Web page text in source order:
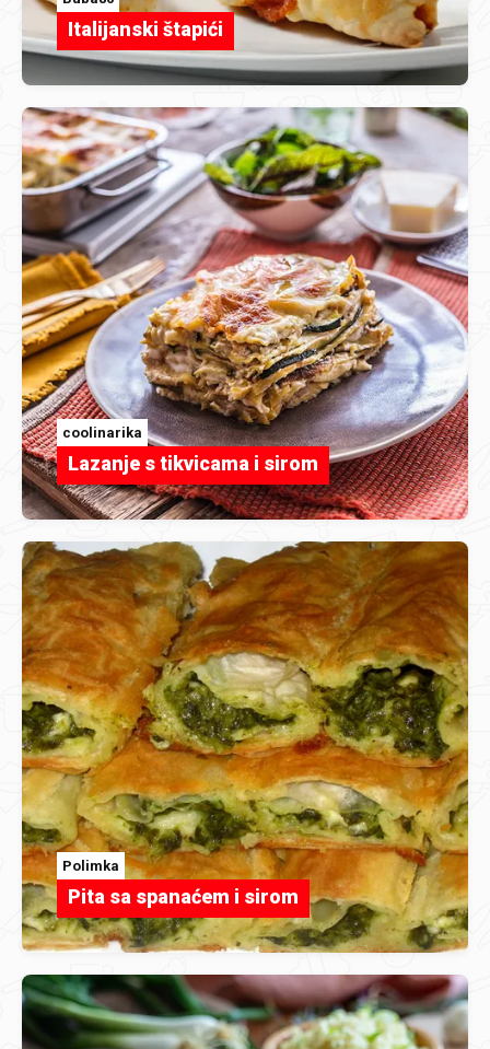
Italijanski štapići
coolinarika
Lazanje s tikvicama i sirom
Polimka
Pita sa spanaćem i sirom